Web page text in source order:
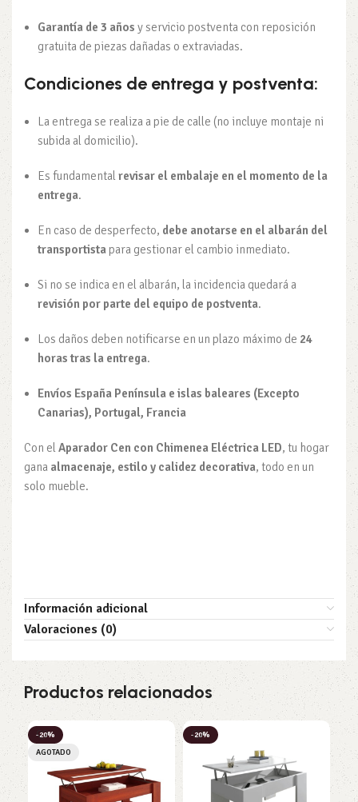
Garantía de 3 años y servicio postventa con reposición
gratuita de piezas dañadas o extraviadas.
Condiciones de entrega y postventa:
La entrega se realiza a pie de calle (no incluye montaje ni
subida al domicilio).
Es fundamentalrevisar el embalaje en el momento de la
entrega.
En caso de desperfecto, debe anotarse en el albarán del
transportista para gestionar el cambio inmediato.
Si no se indica en el albarán, la incidencia quedará a
revisión por parte del equipo de postventa.
Los daños deben notificarse en un plazo máximo de 24
horas tras la entrega.
Envíos España Península e islas baleares (Excepto
Canarias), Portugal, Francia
Con elAparador Cen con Chimenea Eléctrica LED, tu hogar
gana almacenaje, estilo y calidez decorativa, todo en un
solo mueble.
Información adicional
Valoraciones (0)
Productos relacionados
-20%
AGOTADO
-20% -